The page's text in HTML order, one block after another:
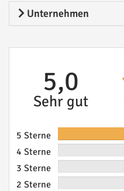
Unternehmen
5,0
Sehr gut
5 Sterne
4 Sterne
3 Sterne
2 Sterne